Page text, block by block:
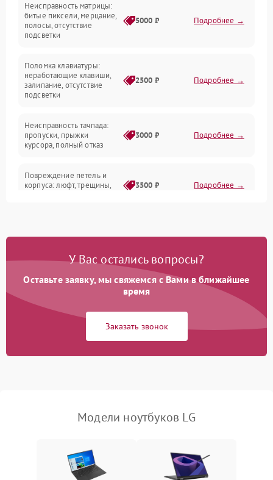
Программные ошибки
Электрические и системные сбои
Интерфейсные проблемы
Батарея
Сеть и интернет
Неисправность матрицы:
битые пиксели, мерцание,
полосы, отсутствие
подсветки
5000 ₽ Подробнее →
Поломка клавиатуры:
неработающие клавиши,
залипание, отсутствие
подсветки
2500 ₽ Подробнее →
Неисправность тачпада:
пропуски, прыжки
курсора, полный отказ
3000 ₽ Подробнее →
Повреждение петель и
корпуса: люфт, трещины,
3500 ₽ Подробнее →
быстрая разрядка,
2500 ₽ Подробнее →
Неисправность зарядного
питания
2000 ₽ Подробнее →
неисправности кулера
пропадание диска
оперативной памяти:
вылеты приложений,
синие экраны
Подробнее →
У Вас остались вопросы?
Оставьте заявку, мы свяжемся с Вами в ближайшее
время
Заказать звонок
Модели ноутбуков LG